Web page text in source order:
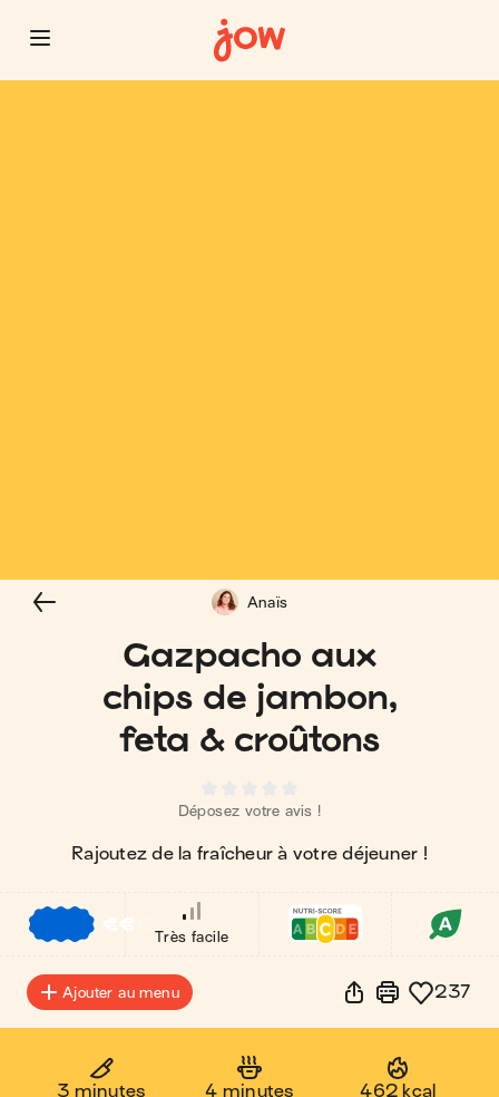
Gazpacho aux
chips de jambon,
feta & croûtons
Déposez votre avis !
Rajoutez de la fraîcheur à votre déjeuner !
Anaïs
€€
Très facile
Ajouter au menu 237
3 minutes 4 minutes 462 kcal